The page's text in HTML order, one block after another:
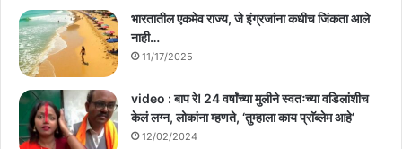
भारतातील एकमेव राज्य, जे इंग्रजांना कधीच जिंकता आले
नाही…
11/17/2025
video : बाप रे! 24 वर्षांच्या मुलीने स्वतःच्या वडिलांशीच
केलं लग्न, लोकांना म्हणते, ‘तुम्हाला काय प्राॅब्लेम आहे’
12/02/2024